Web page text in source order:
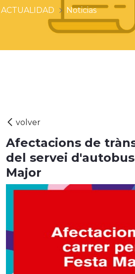
ACTUALIDAD Noticias
Afectacions de
del servei
Major